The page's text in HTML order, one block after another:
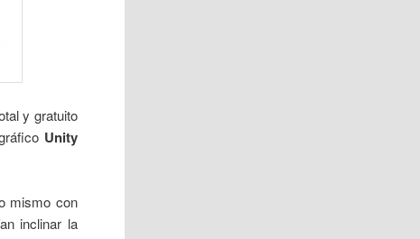
y gratuito
Unity
mismo con
inclinar la